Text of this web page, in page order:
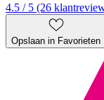
4.5 / 5 (26
Opslaan in Favorieten